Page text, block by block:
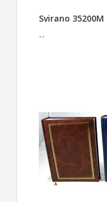
Svirano 35200M
--